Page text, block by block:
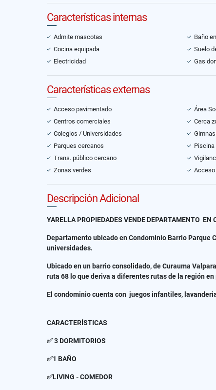
Características internas
Admite mascotas Baño
Cocina equipada
Suelo
Electricidad
Gas
Características externas
Acceso pavimentado Área
Centros comerciales
Cerca
Colegios / Universidades
Parques cercanos
Piscina
Trans. público cercano
Zonas verdes
Descripción Adicional
YARELLA PROPIEDADES VENDE DEPARTAMENTO EN
Departamento ubicado en Condominio Barrio Parque
universidades.
Ubicado en un barrio consolidado, de Curauma
ruta 68 lo que deriva a diferentes rutas de la región en
El condominio cuenta con juegos infantiles,
CARACTERÍSTICAS
✅ 3 DORMITORIOS
✅1 BAÑO
✅LIVING - COMEDOR